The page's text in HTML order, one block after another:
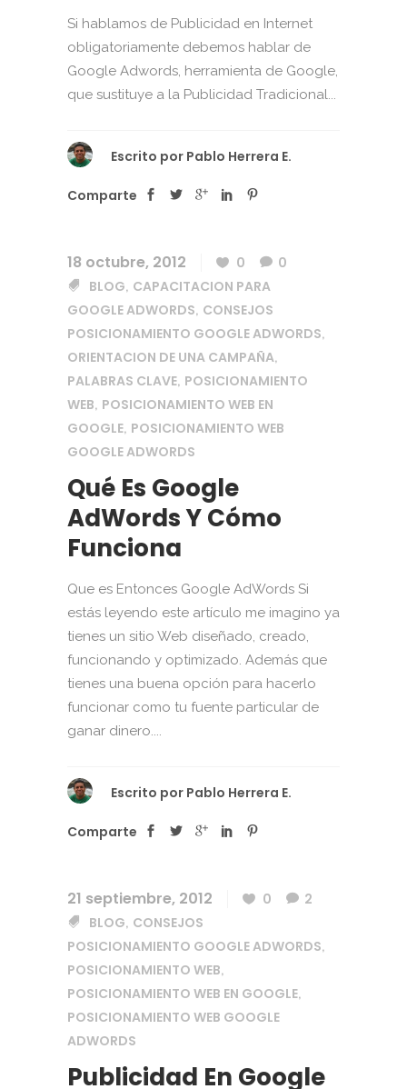
Si hablamos de Publicidad en Internet
obligatoriamente debemos hablar de
Google Adwords, herramienta de Google,
que sustituye a la Publicidad Tradicional...
Escrito por Pablo Herrera E.
Comparte
18 octubre, 2012 0
0
BLOG, CAPACITACION PARA
GOOGLE ADWORDS, CONSEJOS
POSICIONAMIENTO GOOGLE ADWORDS,
ORIENTACION DE UNA CAMPAÑA,
PALABRAS CLAVE, POSICIONAMIENTO
WEB, POSICIONAMIENTO WEB EN
GOOGLE, POSICIONAMIENTO WEB
GOOGLE ADWORDS
Qué Es Google
AdWords Y Cómo
Funciona
Que es Entonces Google AdWords Si
estás leyendo este artículo me imagino ya
tienes un sitio Web diseñado, creado,
funcionando y optimizado. Además que
tienes una buena opción para hacerlo
funcionar como tu fuente particular de
ganar dinero....
Escrito por Pablo Herrera E.
Comparte
21 septiembre, 2012 0
2
BLOG, CONSEJOS
POSICIONAMIENTO GOOGLE ADWORDS,
POSICIONAMIENTO WEB,
POSICIONAMIENTO WEB EN GOOGLE,
POSICIONAMIENTO WEB GOOGLE
ADWORDS
Publicidad En Google